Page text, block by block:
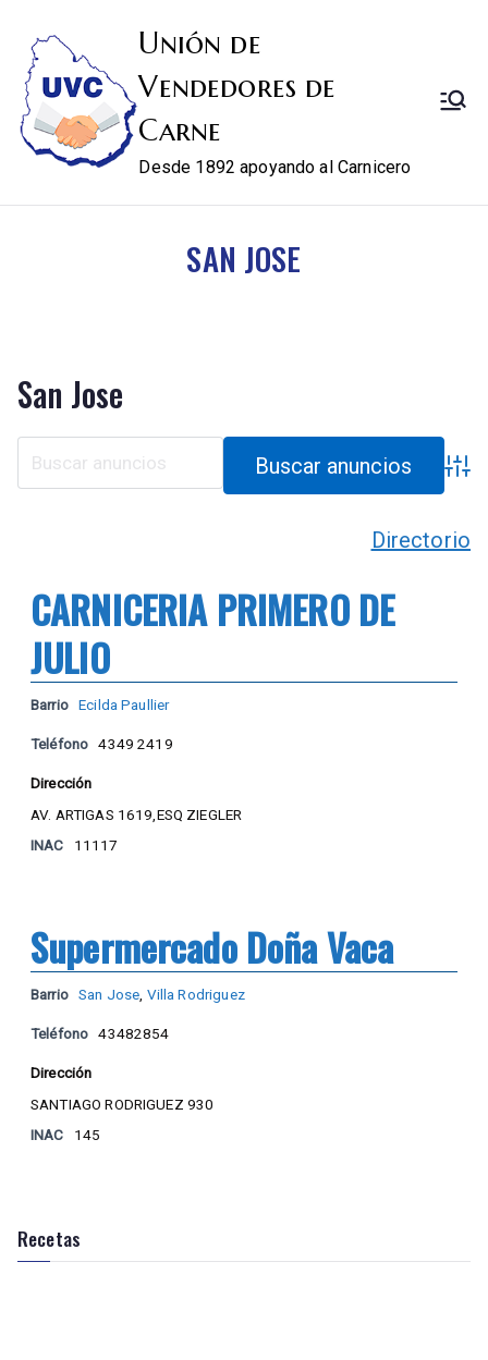
Unión de
Vendedores de
Carne
Desde 1892 apoyando al Carnicero
SAN JOSE
San Jose
Directorio
CARNICERIA PRIMERO DE
JULIO
Barrio Ecilda Paullier
Teléfono 4349 2419
Dirección
AV. ARTIGAS 1619,ESQ ZIEGLER
INAC
11117
Supermercado Doña Vaca
Barrio San Jose Villa Rodriguez
Teléfono 43482854
Dirección
SANTIAGO RODRIGUEZ 930
INAC
145
Recetas